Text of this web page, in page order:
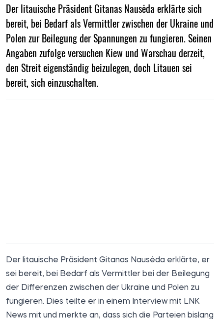
Der litauische Präsident Gitanas Nausėda erklärte sich
bereit, bei Bedarf als Vermittler zwischen der Ukraine und
Polen zur Beilegung der Spannungen zu fungieren. Seinen
Angaben zufolge versuchen Kiew und Warschau derzeit,
den Streit eigenständig beizulegen, doch Litauen sei
bereit, sich einzuschalten.
Der litauische Präsident Gitanas Nausėda erklärte, er
sei bereit, bei Bedarf als Vermittler bei der Beilegung
der Differenzen zwischen der Ukraine und Polen zu
fungieren. Dies teilte er in einem Interview mit LNK
News mit und merkte an, dass sich die Parteien bislang